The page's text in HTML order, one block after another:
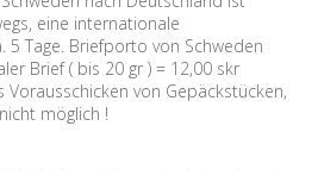
eine internationale
5 Tage. Briefporto von Schweden
Brief ( bis 20 gr ) = 12,00 skr
Vorausschicken von Gepäckstücken,
möglich !